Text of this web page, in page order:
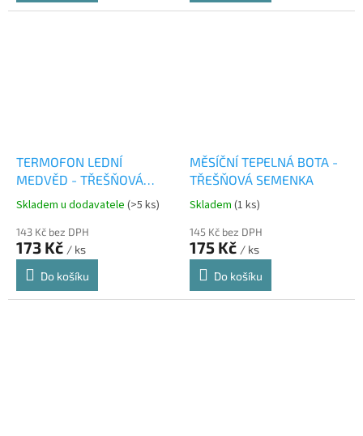
TERMOFON LEDNÍ
MEDVĚD - TŘEŠŇOVÁ
SEMENA
Skladem u dodavatele (>5 ks)
143 Kč bez DPH
173 Kč / ks
Do košíku
MĚSÍČNÍ TEPELNÁ BOTA -
TŘEŠŇOVÁ SEMENKA
Skladem (1 ks)
145 Kč bez DPH
175 Kč / ks
Do košíku